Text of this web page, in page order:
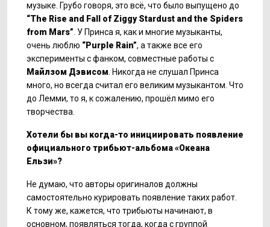
музыке. Грубо говоря, это всё, что было выпущено до
“The Rise and Fall of Ziggy Stardust and the Spiders
from Mars” . У Принса я, как и многие музыканты,
очень люблю “Purple Rain”, а также все его
эксперименты с фанком, совместные работы с
Майлзом Дэвисом . Никогда не слушал Принса
много, но всегда считал его великим музыкантом. Что
до Лемми, то я, к сожалению, прошёл мимо его
творчества.
Хотели бы вы когда-то инициировать появление
официального трибьют-альбома «Океана
Ельзи»?
Не думаю, что авторы оригиналов должны
самостоятельно курировать появление таких работ.
К тому же, кажется, что трибьюты начинают, в
основном, появляться тогда, когда с группой